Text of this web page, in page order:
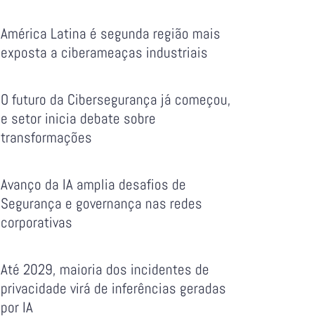
América Latina é segunda região mais
exposta a ciberameaças industriais
O futuro da Cibersegurança já começou,
e setor inicia debate sobre
transformações
Avanço da IA amplia desafios de
Segurança e governança nas redes
corporativas
Até 2029, maioria dos incidentes de
privacidade virá de inferências geradas
por IA